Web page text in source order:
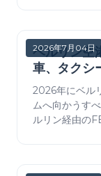
2026年7月04日
ベルリン空
車、タクシ
2026年にベル
ムへ向かうす
ルリン経由の